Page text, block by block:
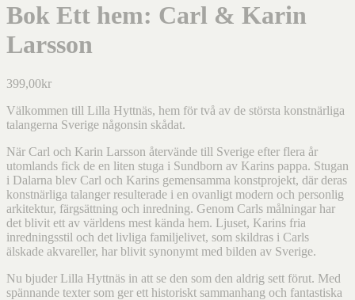
Bok Ett hem: Carl & Karin
Larsson
399,00kr
Välkommen till Lilla Hyttnäs, hem för två av de största konstnärliga
talangerna Sverige någonsin skådat.
När Carl och Karin Larsson återvände till Sverige efter flera år
utomlands fick de en liten stuga i Sundborn av Karins pappa. Stugan
i Dalarna blev Carl och Karins gemensamma konstprojekt, där deras
konstnärliga talanger resulterade i en ovanligt modern och personlig
arkitektur, färgsättning och inredning. Genom Carls målningar har
det blivit ett av världens mest kända hem. Ljuset, Karins fria
inredningsstil och det livliga familjelivet, som skildras i Carls
älskade akvareller, har blivit synonymt med bilden av Sverige.
Nu bjuder Lilla Hyttnäs in att se den som den aldrig sett förut. Med
spännande texter som ger ett historiskt sammanhang och fantastiska